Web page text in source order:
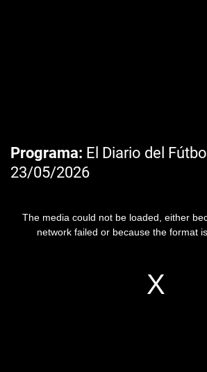
Programa El Diario del
23/05/2026
The media could not be loaded, either
network failed or because the format